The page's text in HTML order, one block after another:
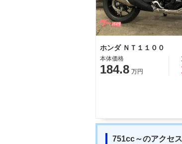
ホンダ ＮＴ１１００
本体価格
184.8 万円
751cc～のアクセ